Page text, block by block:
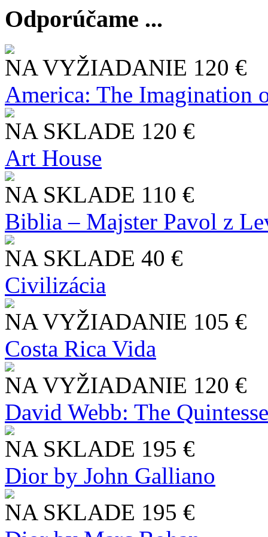
Odporúčame ...
NA VYŽIADANIE 120 €
America: The Imagination
NA SKLADE 120 €
Art House
NA SKLADE 110 €
Biblia – Majster Pavol z
NA SKLADE 40 €
Civilizácia
NA VYŽIADANIE 105 €
Costa Rica Vida
NA VYŽIADANIE 120 €
David Webb: The
NA SKLADE 195 €
Dior by John Galliano
NA SKLADE 195 €